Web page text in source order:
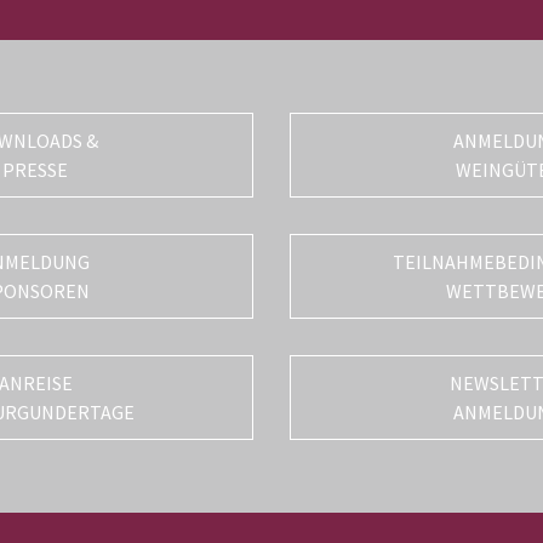
&
PRESSE
ANREISE